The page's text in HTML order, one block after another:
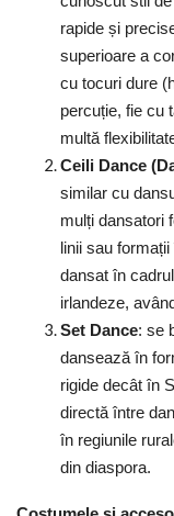
rapide și
superioare a
cu tocuri dure
percuție, fie cu
multă
Ceili Dance
similar cu
mulți dansatori
linii sau
dansat în
irlandeze,
Set Dance: se
dansează în
rigide decât în
directă între
în regiunile
din diaspora.